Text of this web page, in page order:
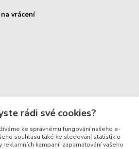
vrácení
997
rádi své cookies?
ke správnému fungování našeho e-
souhlasu také ke sledování statistik o
kampaní, zapamatování vašeho